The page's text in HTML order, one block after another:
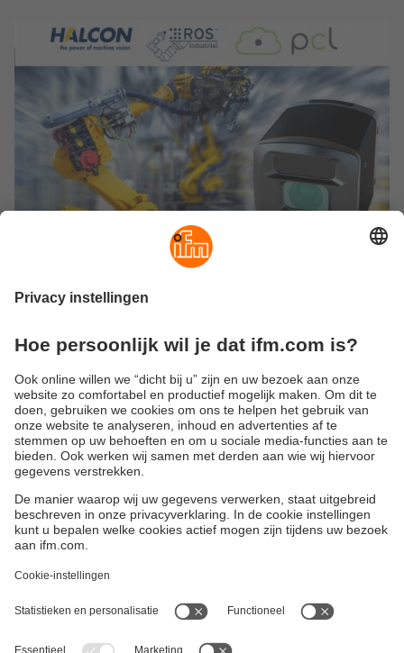
Library) en ROS (Robot Operating System).
Downloaden
Software Development Kit
Duurzaamheid
Algemene verkoop- en leveringsvoorwaarden
Garantievoorwaarden